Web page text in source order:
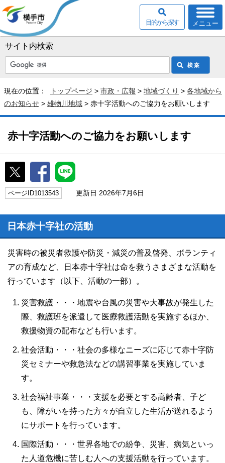
サイト内検索
メニュー
目的から探す
現在の位置： トップページ > 市政・広報 > 地域づくり > 各地域から
のお知らせ > 雄物川地域 > 赤十字活動へのご協力をお願いします
赤十字活動へのご協力をお願いします
ページID1013543 更新日 2026年7月6日
日本赤十字社の活動
災害時の被災者救護や防災・減災の普及啓発、ボランティ
アの育成など、日本赤十字社は命を救うさまざまな活動を
行っています（以下、活動の一部）。
災害救護・・・地震や台風の災害や大事故が発生した
際、救護班を派遣して医療救護活動を実施するほか、
救援物資の配布なども行います。
社会活動・・・社会の多様なニーズに応じて赤十字防
災セミナーや救急法などの講習事業を実施していま
す。
社会福祉事業・・・支援を必要とする高齢者、子ど
も、障がいを持った方々が自立した生活が送れるよう
にサポートを行っています。
国際活動・・・世界各地での紛争、災害、病気といっ
た人道危機に苦しむ人への支援活動を行っています。